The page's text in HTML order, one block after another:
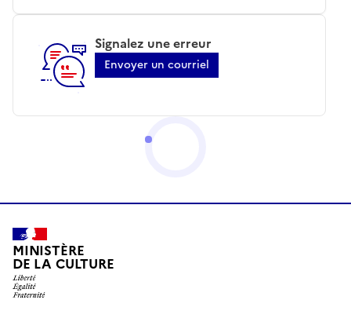
Signalez une erreur
Envoyer un courriel
MINISTÈRE
DE LA CULTURE